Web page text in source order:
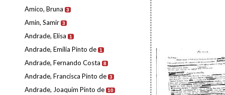
Amico, Bruna 3
Amin, Samir 3
Andrade, Elisa 1
Andrade, Emília Pinto de 1
Andrade, Fernando Costa 8
Andrade, Francisca Pinto de 3
Andrade, Joaquim Pinto de 10